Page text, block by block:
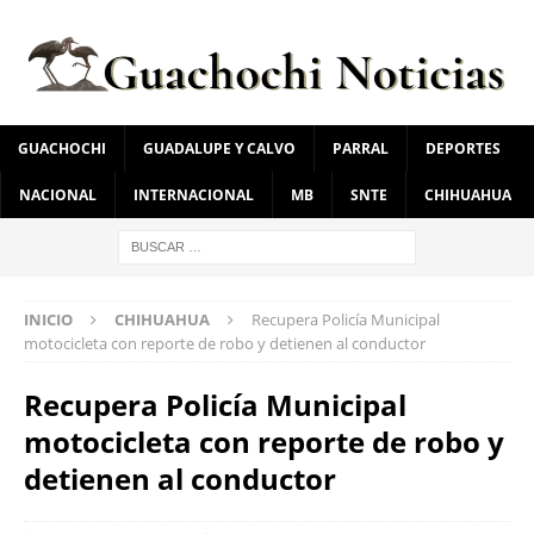
GUACHOCHI GUADALUPE Y CALVO PARRAL DEPORTES
NACIONAL INTERNACIONAL MB SNTE CHIHUAHUA
INICIO CHIHUAHUA
Recupera Policía Municipal
motocicleta con reporte de robo y detienen al conductor
Recupera Policía Municipal
motocicleta con reporte de robo y
detienen al conductor